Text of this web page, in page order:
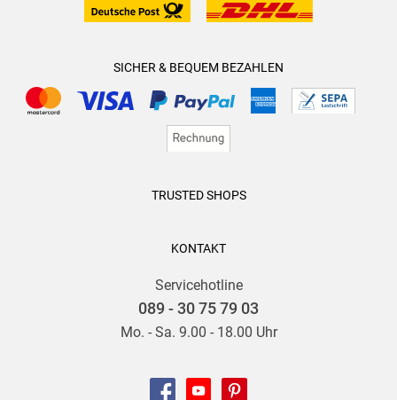
SICHER & BEQUEM BEZAHLEN
TRUSTED SHOPS
KONTAKT
Servicehotline
089 - 30 75 79 03
Mo. - Sa. 9.00 - 18.00 Uhr